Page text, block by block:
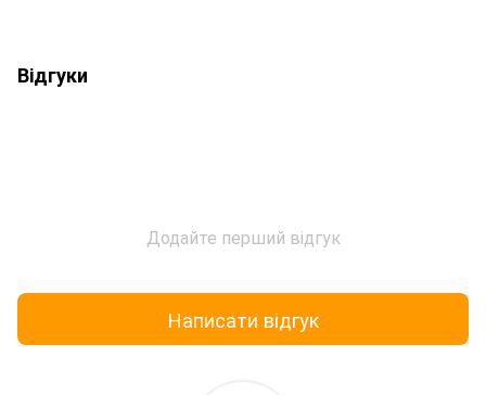
Відгуки
Додайте перший відгук
Написати відгук